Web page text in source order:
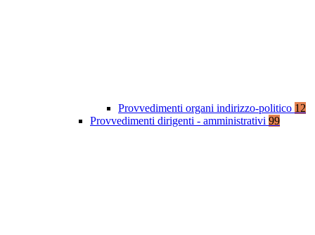
Provvedimenti organi indirizzo-politico 12
Provvedimenti dirigenti - amministrativi 99